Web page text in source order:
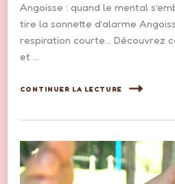
Angoisse : quand le mental
tire la sonnette d’alarme
respiration courte… Découvrez
et …
CONTINUER LA LECTURE